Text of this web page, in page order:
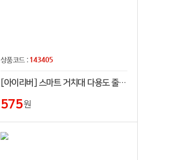
상품코드 : 143405
[아이리버] 스마트 거치대 다용도 줄감개
575원